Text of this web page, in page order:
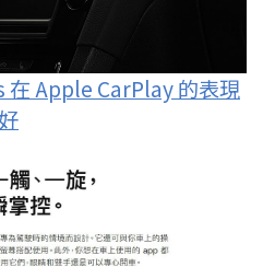
在 Apple CarPlay 的表現